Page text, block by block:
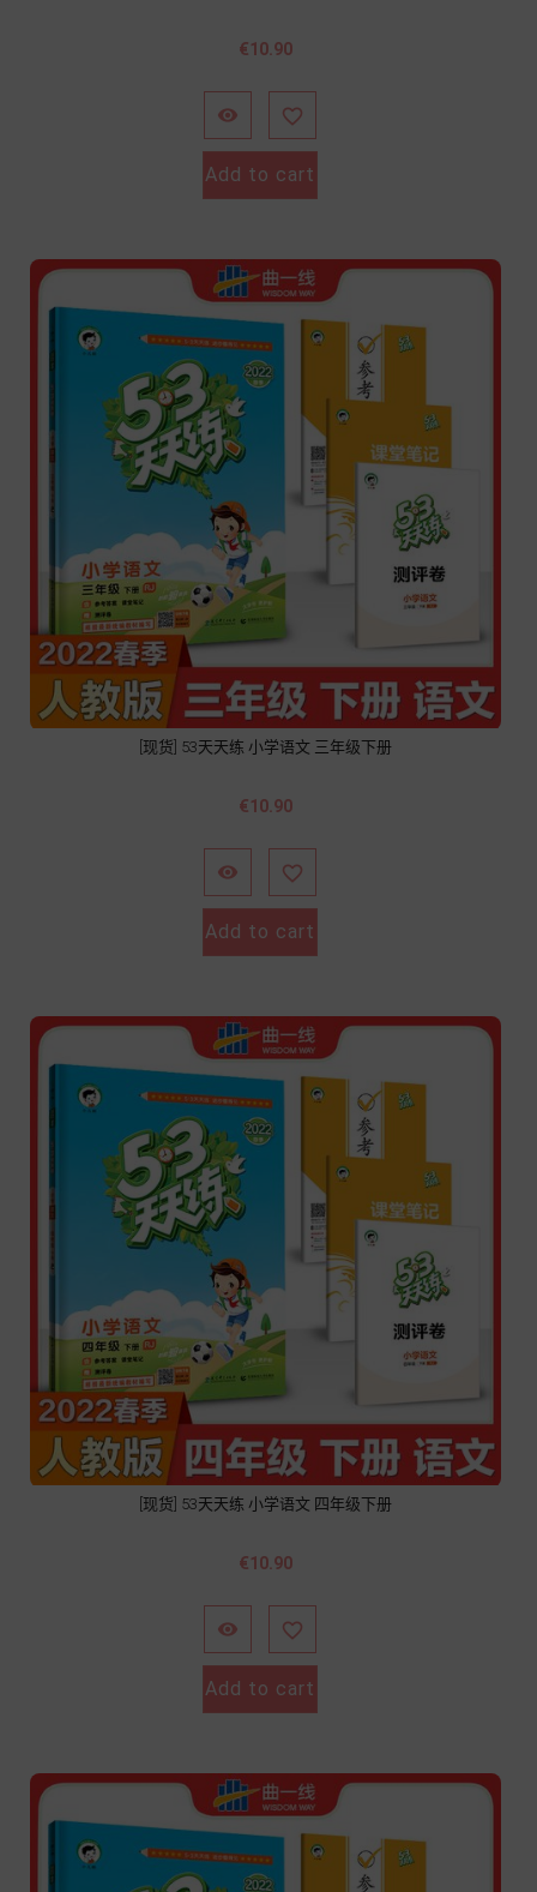
價
€10.90
 
Add to cart
[现货] 53天天练 小学语文 三年级下册
價
€10.90
 
Add to cart
[现货] 53天天练 小学语文 四年级下册
價
€10.90
 
Add to cart